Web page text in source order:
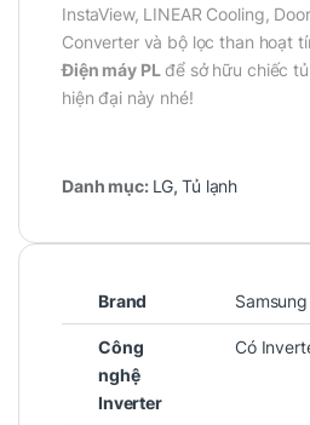
InstaView, LINEAR Cooling,
Converter và bộ lọc than hoạt
Điện máy PLđể sở hữu chiếc
hiện đại này nhé!
Danh mục: LG,Tủ lạnh
Brand Samsung
Công
nghệ
Inverter
Có